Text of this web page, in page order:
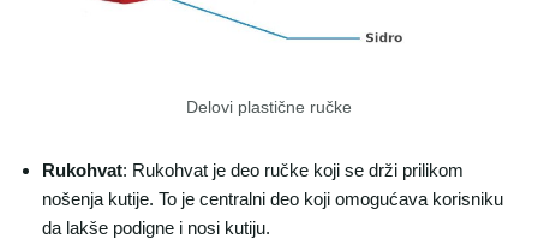
Delovi plastične ručke
Rukohvat: Rukohvat je deo ručke koji se drži prilikom
nošenja kutije. To je centralni deo koji omogućava korisniku
da lakše podigne i nosi kutiju.